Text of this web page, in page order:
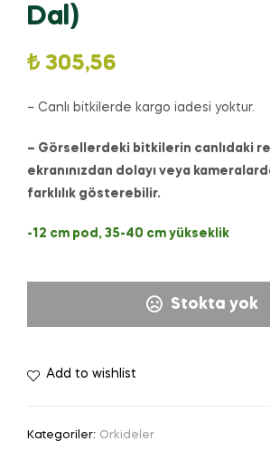
Dal)
₺ 305,56
– Canlı bitkilerde kargo iadesi yoktur.
– Görsellerdeki bitkilerin canlıdaki
ekranınızdan dolayı veya
farklılık gösterebilir.
-12 cm pod, 35-40 cm yükseklik
Stokta yok
Add to wishlist
Kategoriler: Orkideler